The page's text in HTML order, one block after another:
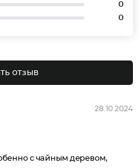
0
0
отзыв
28.10.2024
с чайным деревом,